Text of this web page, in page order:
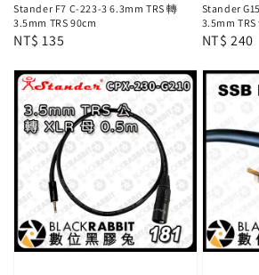
Stander F7 C-223-3 6.3mm TRS 轉
3.5mm TRS 90cm
Regular
NT$ 135
Stander
3.5mm
Regular
NT$ 240